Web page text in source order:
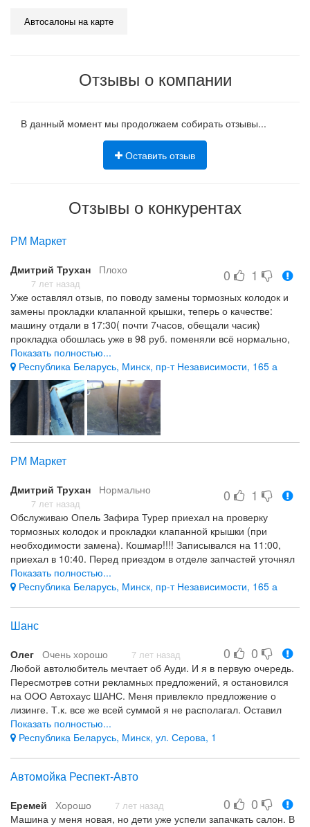
Автосалоны на карте
Отзывы о компании
В данный момент мы продолжаем собирать отзывы...
Оставить отзыв
Отзывы о конкурентах
РМ Маркет
Дмитрий Трухан Плохо
7 лет назад 0 1
Уже оставлял отзыв, по поводу замены тормозных колодок и
замены прокладки клапанной крышки, теперь о качестве:
машину отдали в 17:30( почти 7часов, обещали часик)
прокладка обошлась уже в 98 руб. поменяли всё нормально,
но появилась новая царапина на кузове, видимо когда
садились в салон зацепили чем то, колодки тормозные на 30
процентов остатка можно было ещё ездить
Показать полностью...
Республика Беларусь, Минск, пр-т Независимости, 165 а
РМ Маркет
Дмитрий Трухан Нормально
7 лет назад 0 1
Обслуживаю Опель Зафира Турер приехал на проверку
тормозных колодок и прокладки клапанной крышки (при
необходимости замена). Кошмар!!!! Записывался на 11:00,
приехал в 10:40. Перед приездом в отделе запчастей уточнял
насчёт прокладки ,сказали приезжайте поменяем в районе 50
рублей стоимость и работа также. В 11:45 позвонили
часа, ладно думаю подожду , приехала в 15:00, слава богу
который принимал машину и сказал:" прокладка та не та,
нашли на складе ту она 90 рубликов будем менять?" Я вообще
офигел, сколько нужно этим профессорам времени что бы
разобраться, я сними смену отсидел..... Просто ужасссссссс .
Уезжать не поменяв эту несчастную прокладку я уже не моu,
дал согласие. О качестве замены если будут вопросы напишу
позже, я этот отзыв пишу ожидая сваю машину и уже 17:20 (а
Показать полностью...
Республика Беларусь, Минск, пр-т Независимости, 165 а
Шанс
Олег Очень хорошо 7 лет назад 0 0
Любой автолюбитель мечтает об Ауди. И я в первую очередь.
Пересмотрев сотни рекламных предложений, я остановился
на ООО Автохаус ШАНС. Меня привлекло предложение о
лизинге. Т.к. все же всей суммой я не располагал. Оставил
заявку на сайте, достаточно быстро мне перезвонили, дали
исчерпывающую консультацию. Затем я уже обратился лично.
выборе автомобиля и предоставление комфортного способа
Показать полностью...
Республика Беларусь, Минск, ул. Серова, 1
Автомойка Респект-Авто
Еремей Хорошо 7 лет назад 0 0
Машина у меня новая, но дети уже успели запачкать салон. В